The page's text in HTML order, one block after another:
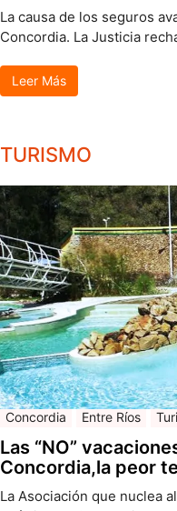
La causa de los seguros
Concordia. La Justicia
Leer Más
TURISMO
Concordia Entre Ríos
Las “NO”
Concordia,la peor
La Asociación que nuclea